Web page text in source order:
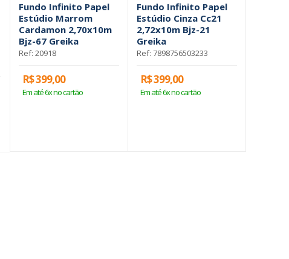
Fundo Infinito Papel
Estúdio Marrom
Cardamon 2,70x10m
Bjz-67 Greika
Ref: 20918
R$ 399,00
Em até 6x no cartão
Fundo Infinito Papel
Estúdio Cinza Cc21
2,72x10m Bjz-21
Greika
Ref: 7898756503233
R$ 399,00
Em até 6x no cartão